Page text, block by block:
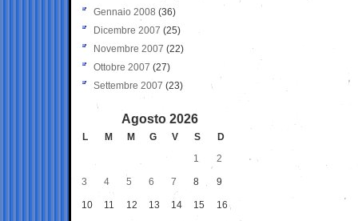
Gennaio 2008 (36)
Dicembre 2007 (25)
Novembre 2007 (22)
Ottobre 2007 (27)
Settembre 2007 (23)
Agosto 2026
L M M G V S
D
1
2
3 4 5 6 7 8 9
10 11 12 13 14 15 16